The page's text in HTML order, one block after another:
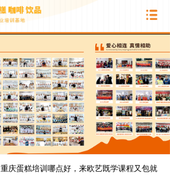
重庆蛋糕培训哪点好，来欧艺既学课程又包就